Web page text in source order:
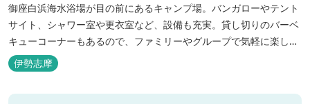
御座白浜海水浴場が目の前にあるキャンプ場。バンガローやテント
サイト、シャワー室や更衣室など、設備も充実。貸し切りのバーベ
キューコーナーもあるので、ファミリーやグループで気軽に楽しむ
ことができます。
伊勢志摩